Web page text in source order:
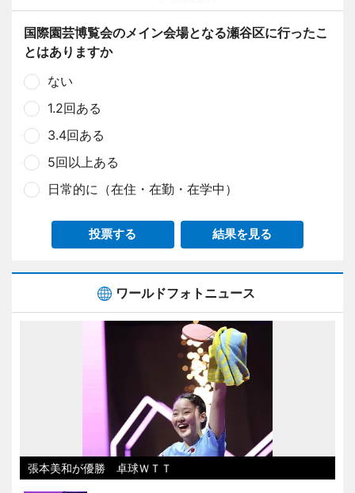
国際園芸博覧会のメイン会場となる瀬谷区に行ったこ
とはありますか
ない
1.2回ある
3.4回ある
5回以上ある
日常的に（在住・在勤・在学中）
投票する 結果を見る
ワールドフォトニュース
張本美和が優勝 卓球ＷＴＴ